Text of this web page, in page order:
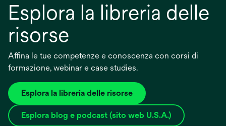
Esplora la libreria delle
risorse
Affina le tue competenze e conoscenza con corsi di
formazione, webinar e case studies.
Esplora la libreria delle risorse
Esplora blog e podcast (sito web U.S.A.)
si